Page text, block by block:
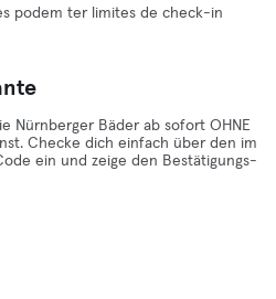
podem ter limites de check-in
Nürnberger Bäder ab sofort OHNE
Checke dich einfach über den im
ein und zeige den Bestätigungs-